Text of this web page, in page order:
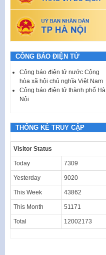
CÔNG BÁO ĐIỆN TỬ
Công báo điện tử nước Cộng
hòa xã hội chủ nghĩa Việt Nam
Công báo điện tử thành phố Hà
Nội
THỐNG KÊ TRUY CẬP
Visitor Status
Today 7309
Yesterday 9020
This Week 43862
This Month 51171
Total 12002173